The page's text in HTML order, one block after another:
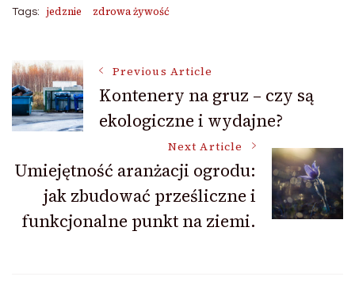
Tags: jedznie zdrowa żywość
Post
Navigation
Previous Article
Kontenery na gruz – czy są
ekologiczne i wydajne?
Next Article
Umiejętność aranżacji ogrodu:
jak zbudować prześliczne i
funkcjonalne punkt na ziemi.